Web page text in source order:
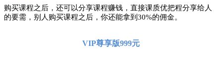
购买课程之后，还可以分享课程赚钱 ‬，直接课质优把‬程分享给人
的要需‬，别人购买课程之后，你还能拿到 30%的佣金。
VIP尊享版999元